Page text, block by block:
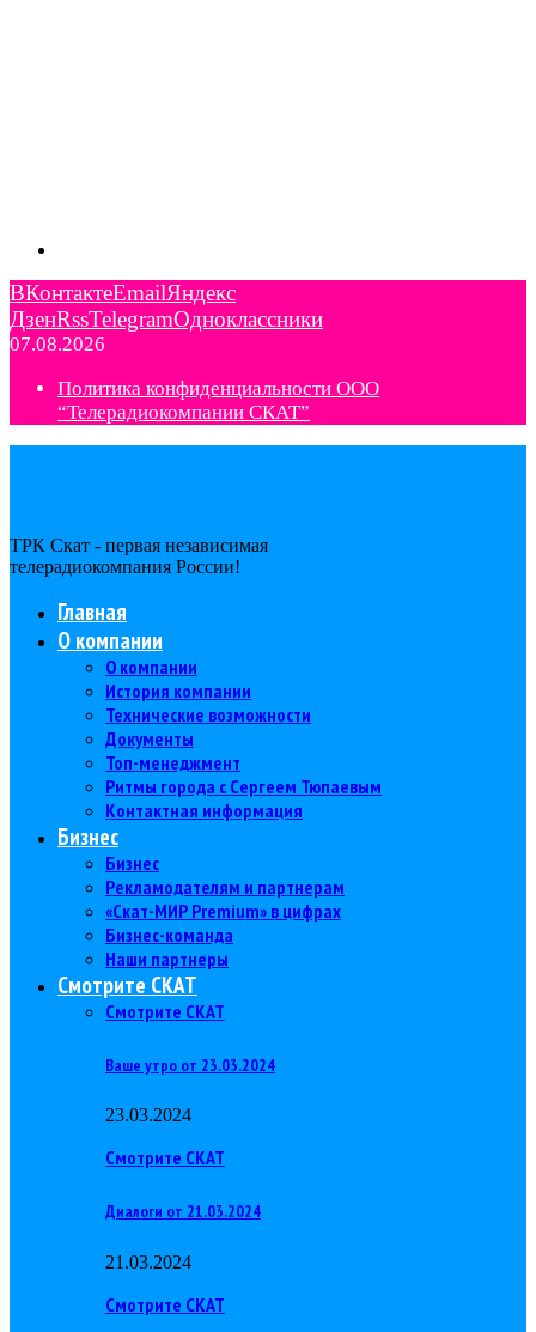
ВКонтактеEmailЯндекс
ДзенRssTelegramОдноклассники
07.08.2026
Политика конфиденциальности ООО
“Телерадиокомпании СКАТ”
ТРК Скат - первая независимая
телерадиокомпания Роcсии!
Главная
О компании
О компании
История компании
Технические возможности
Документы
Топ-менеджмент
Ритмы города с Сергеем Тюпаевым
Контактная информация
Бизнес
Бизнес
Рекламодателям и партнерам
«Скат-МИР Premium» в цифрах
Бизнес-команда
Наши партнеры
Смотрите СКАТ
Смотрите СКАТ
Ваше утро от 23.03.2024
23.03.2024
Смотрите СКАТ
Диалоги от 21.03.2024
21.03.2024
Смотрите СКАТ